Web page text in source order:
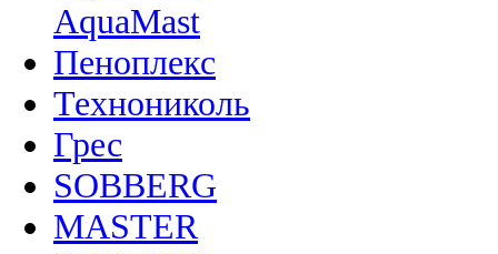
AquaMast
Пеноплекс
Технониколь
Грес
SOBBERG
MASTER